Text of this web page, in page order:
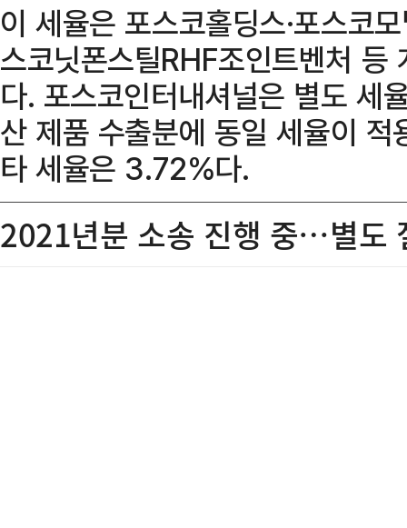
이 세율은 포스코홀딩스·포스코
스코닛폰스틸RHF조인트벤처 등
다. 포스코인터내셔널은 별도 세
산 제품 수출분에 동일 세율이
타 세율은 3.72%다.
2021년분 소송 진행 중…별도